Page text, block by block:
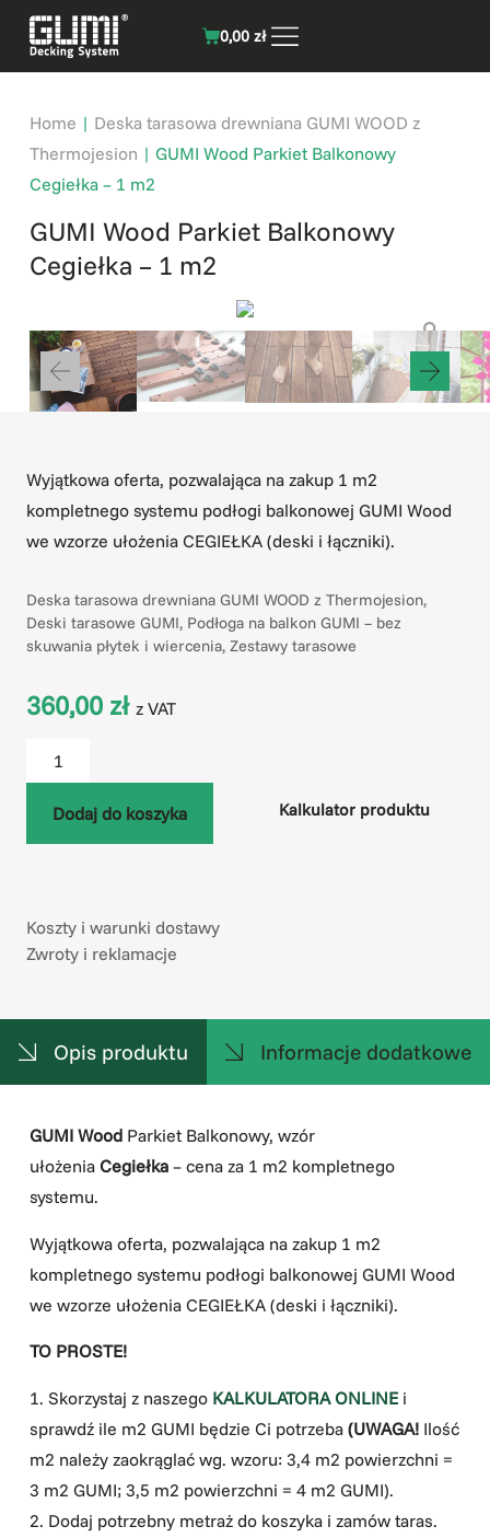
0,00 zł
Home | Deska tarasowa drewniana GUMI WOOD z
Thermojesion | GUMI Wood Parkiet Balkonowy
Cegiełka – 1 m2
GUMI Wood Parkiet Balkonowy
Cegiełka – 1 m2
Kategorie
Deska tarasowa drewniana GUMI WOOD z Thermojesion,
Deski tarasowe GUMI, Podłoga na balkon GUMI – bez
skuwania płytek i wiercenia, Zestawy tarasowe
Wyjątkowa oferta, pozwalająca na zakup 1 m2
kompletnego systemu podłogi balkonowej GUMI Wood
we wzorze ułożenia CEGIEŁKA (deski i łączniki).
360,00 zł z VAT
Dodaj do koszyka Kalkulator produktu
Koszty i warunki dostawy
Zwroty i reklamacje
Opis produktu Informacje dodatkowe
GUMI WoodParkiet Balkonowy, wzór
ułożenia Cegiełka– cena za 1 m2 kompletnego
systemu.
Wyjątkowa oferta, pozwalająca na zakup 1 m2
kompletnego systemu podłogi balkonowej GUMI Wood
we wzorze ułożenia CEGIEŁKA (deski i łączniki).
TO PROSTE!
1. Skorzystaj z naszego KALKULATORA ONLINE i
sprawdź ile m2 GUMI będzie Ci potrzeba (UWAGA! Ilość
m2 należy zaokrąglać wg. wzoru: 3,4 m2 powierzchni =
3 m2 GUMI; 3,5 m2 powierzchni = 4 m2 GUMI).
2. Dodaj potrzebny metraż do koszyka i zamów taras.